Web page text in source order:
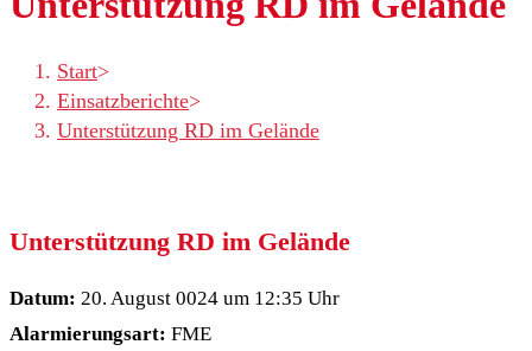
Start>
Einsatzberichte>
Unterstützung RD im Gelände
Unterstützung RD im Gelände
Datum: 20. August 0024 um 12:35 Uhr
Alarmierungsart: FME